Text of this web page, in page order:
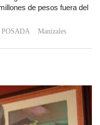
de pesos fuera del
Manizales